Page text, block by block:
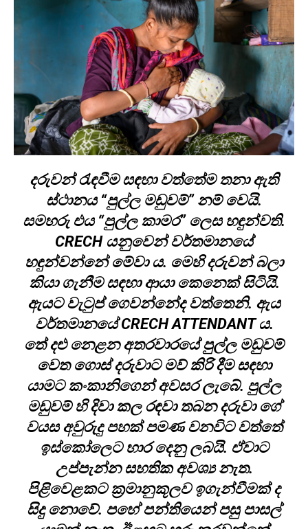
දරුවන් රැඳවීම සඳහා වත්තේම තනා ඇති
ස්ථානය “පුල්ල මඩුවම්” නම් වෙයි.
සමහරු එය “පුල්ල කාමර” ලෙස හඳුන්වති.
CRECH යනුවෙන් වර්තමානයේ
හඳුන්වන්නේ මේවා ය. මෙහි දරුවන් බලා
කියා ගැනීම සඳහා ආයා කෙනෙක් සිටියි.
ඇයට වැටුප් ගෙවන්නේද වත්තෙනි. ඇය
වර්තමානයේ CRECH ATTENDANT ය.
තේ දළු නෙළන අතරවාරයේ පුල්ල මඩුවම්
වෙත ගොස් දරුවාට මව් කිරි දීම සඳහා
යාමට කංකානිගෙන් අවසර ලැබේ. පුල්ල
මඩුවම් හි දිවා කල රඳවා තබන දරුවා ගේ
වයස අවුරුදු පහක් පමණ වනවිට වත්තේ
ඉස්කෝලෙට භාර දෙනු ලබයි. ඒවාට
උප්පැන්න සහතික අවශ්‍ය නැත.
පිළිවෙළකට ක්‍රමානුකූලව ඉගැන්වීමක් ද
සිදු නොවේ. පහේ පන්තියෙන් පසු පාසල්